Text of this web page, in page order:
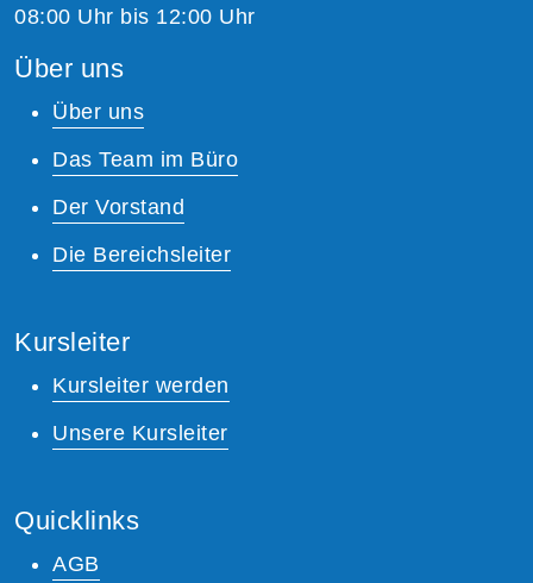
08:00 Uhr bis 12:00 Uhr
Über uns
Über uns
Das Team im Büro
Der Vorstand
Die Bereichsleiter
Kursleiter
Kursleiter werden
Unsere Kursleiter
Quicklinks
AGB